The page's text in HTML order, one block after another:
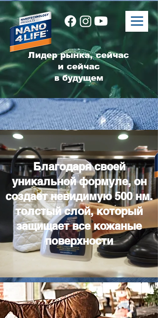
Лидер рынка, сейчас
и сейчас
в будущем
Благодаря своей
уникальной формуле, он
создает невидимую 500 нм.
толстый слой, который
защищает все кожаные
поверхности